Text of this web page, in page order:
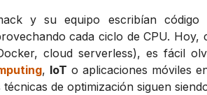
y su equipo escribían
cada ciclo de CPU.
cloud serverless), es fácil
, IoT o aplicaciones móviles
técnicas de optimización siguen